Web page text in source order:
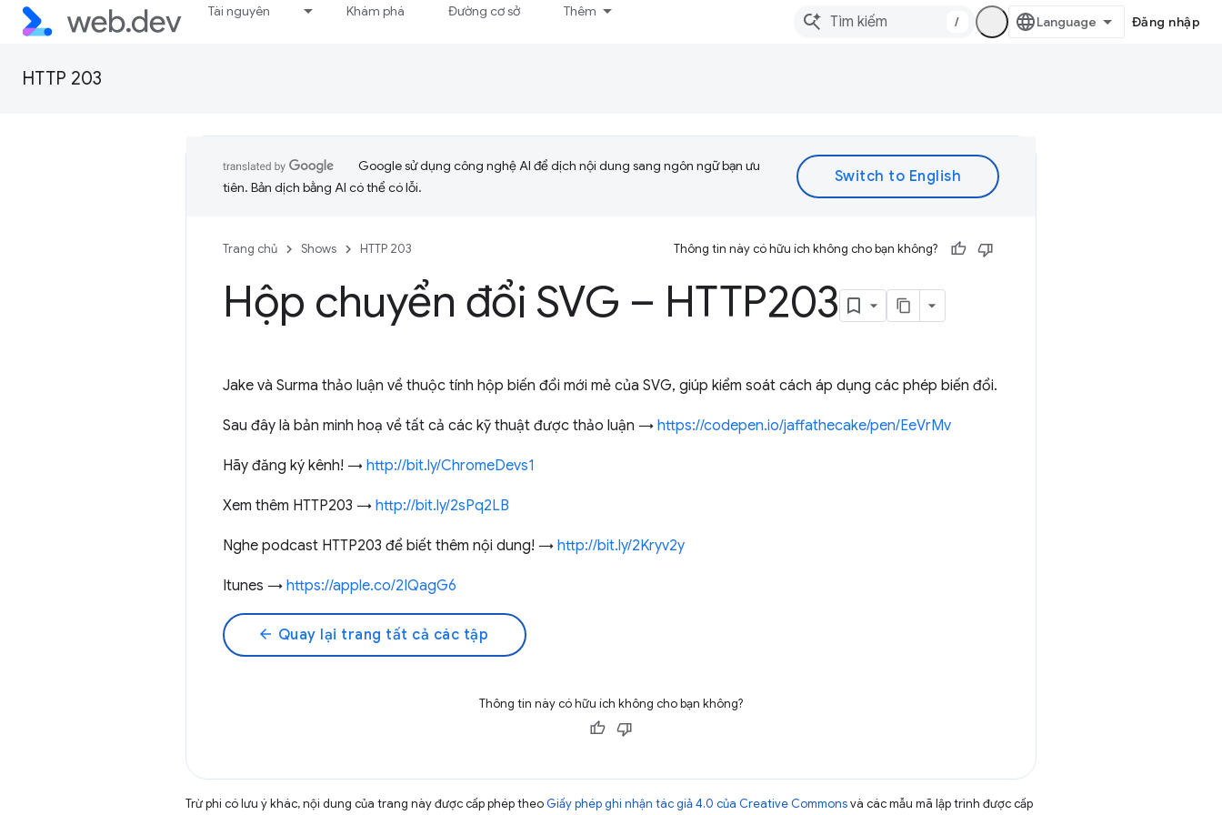
Tài nguyên Khám phá Đường cơ sở Thêm
/ Đăng nhập
HTTP 203
Google sử dụng công nghệ AI để dịch nội dung sang ngôn ngữ bạn ưu
tiên. Bản dịch bằng AI có thể có lỗi.
Trang chủ Shows HTTP 203 Thông tin này có hữu ích không cho bạn không?
Hộp chuyển đổi SVG – HTTP203
Jake và Surma thảo luận về thuộc tính hộp biến đổi mới mẻ của SVG, giúp kiểm soát cách áp dụng các phép biến đổi.
Sau đây là bản minh hoạ về tất cả các kỹ thuật được thảo luận → https://codepen.io/jaffathecake/pen/EeVrMv
Hãy đăng ký kênh! → http://bit.ly/ChromeDevs1
Xem thêm HTTP203 → http://bit.ly/2sPq2LB
Nghe podcast HTTP203 để biết thêm nội dung! → http://bit.ly/2Kryv2y
Itunes → https://apple.co/2IQagG6
arrow_back Quay lại trang tất cả các tập
Thông tin này có hữu ích không cho bạn không?
Trừ phi có lưu ý khác, nội dung của trang này được cấp phép theo Giấy phép ghi nhận tác giả 4.0 của Creative Commonsvà các mẫu mã lập trình được cấp